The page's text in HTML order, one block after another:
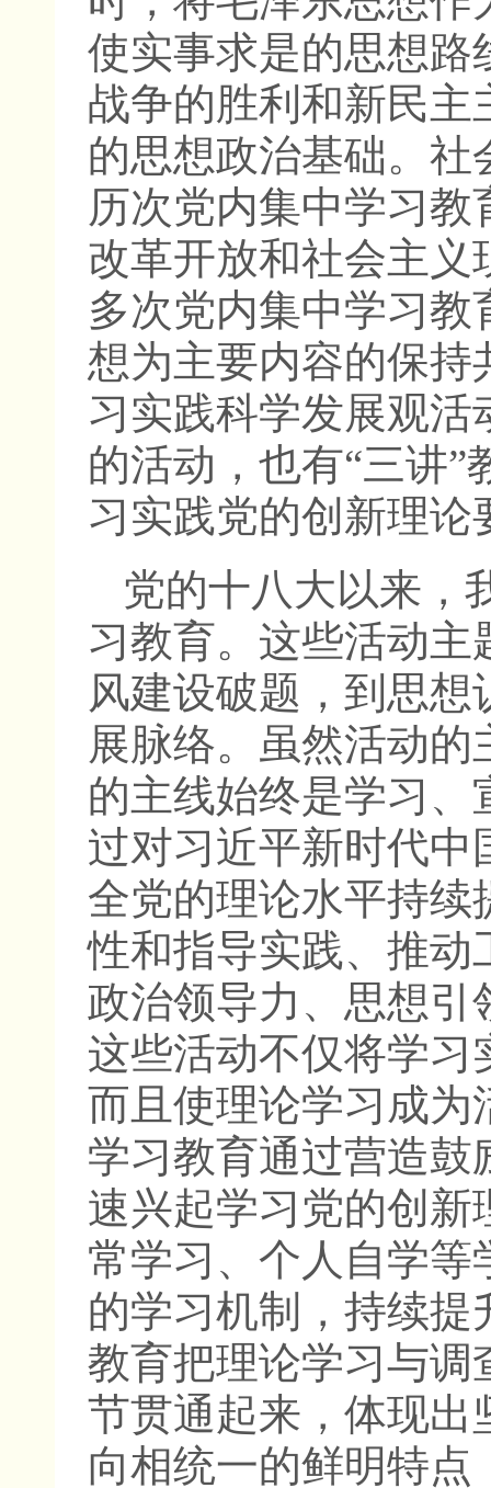
使实事求是的思想路
战争的胜利和新民主
的思想政治基础。
历次党内集中学习
改革开放和社会主义
多次党内集中学习教
想为主要内容的保持
习实践科学发展观
的活动，也有“三讲
习实践党的创新理论
党的十八大以来，
习教育。这些活动
风建设破题，到思
展脉络。虽然活动
的主线始终是学习
过对习近平新时代中
全党的理论水平持续
性和指导实践、推动
政治领导力、思想引
这些活动不仅将学习
而且使理论学习成为
学习教育通过营造鼓
速兴起学习党的创新
常学习、个人自学等
的学习机制，持续
教育把理论学习与调
节贯通起来，体现出
向相统一的鲜明特